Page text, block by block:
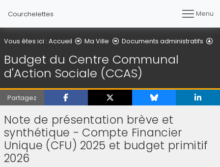
Courchelettes Menu
Vous êtes ici : Accueil Ma Ville Documents administratifs
Budget du Centre Communal
d'Action Sociale (CCAS)
Partagez
Note de présentation brève et
synthétique - Compte Financier
Unique (CFU) 2025 et budget primitif
2026